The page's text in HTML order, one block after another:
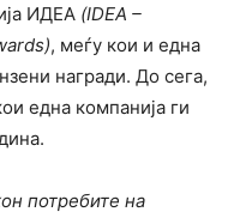
ИДЕА (IDEA –
, меѓу кои и една
награди. До сега,
една компанија ги
потребите на